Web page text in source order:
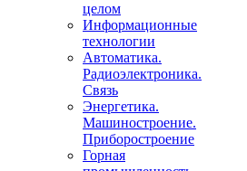
целом
Информационные
технологии
Автоматика.
Радиоэлектроника.
Связь
Энергетика.
Машиностроение.
Приборостроение
Горная